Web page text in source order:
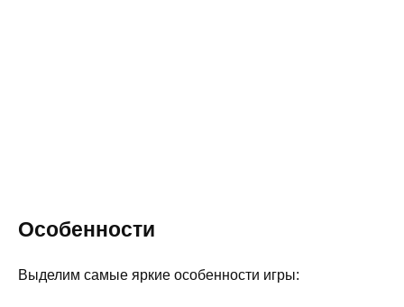
Особенности
Выделим самые яркие особенности игры: